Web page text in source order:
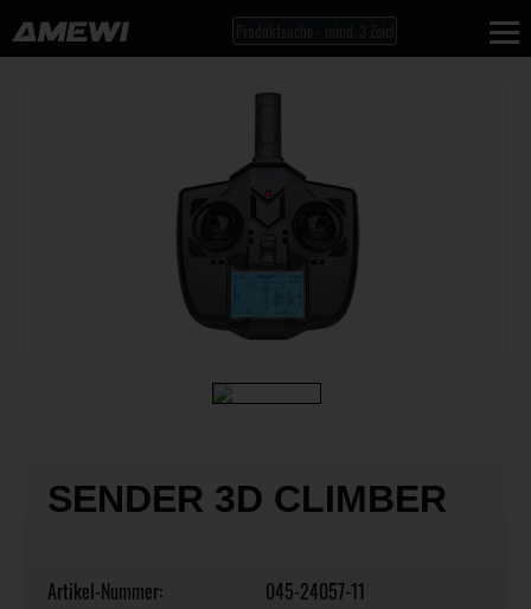
SENDER 3D CLIMBER
Artikel-Nummer:
045-24057-11